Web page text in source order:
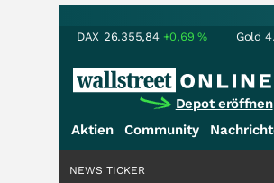
DAX 26.355,84 +0,69% Gold
Depot eröffnen
Aktien Community
NEWS TICKER